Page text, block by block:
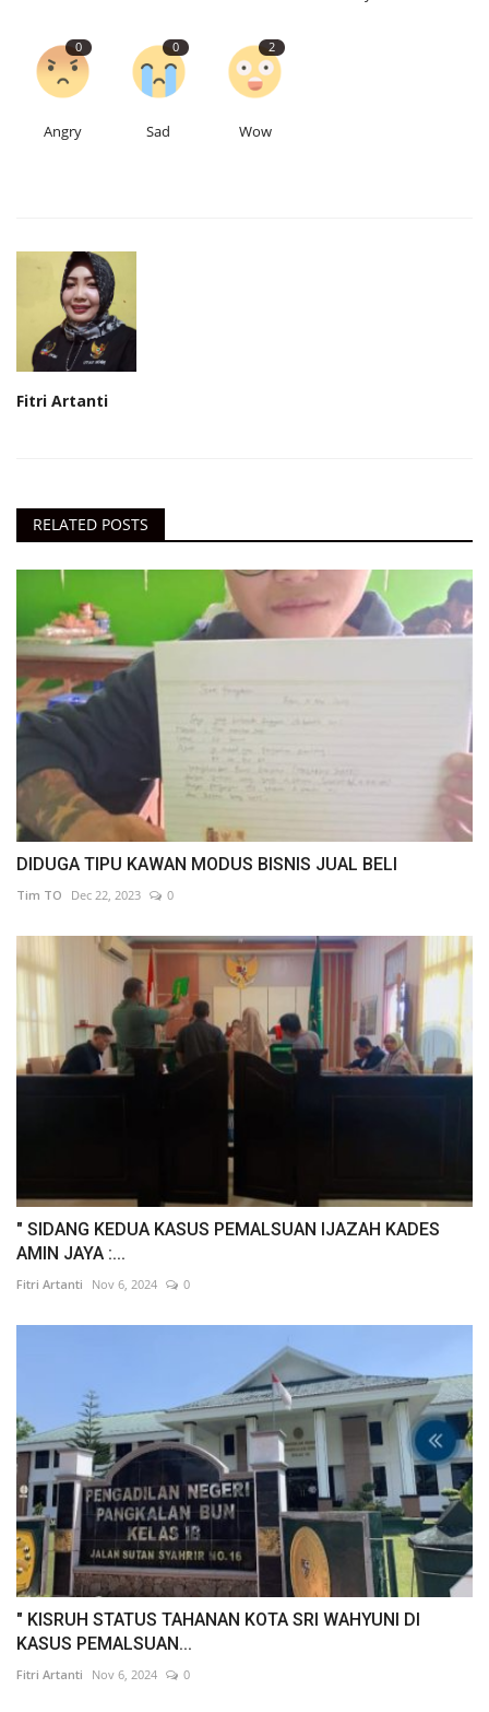
0
Angry
0
Sad
2
Wow
Fitri Artanti
RELATED POSTS
DIDUGA TIPU KAWAN MODUS BISNIS JUAL BELI
Tim TO Dec 22, 2023 0
" SIDANG KEDUA KASUS PEMALSUAN IJAZAH KADES
AMIN JAYA :...
Fitri Artanti Nov 6, 2024 0
" KISRUH STATUS TAHANAN KOTA SRI WAHYUNI DI
KASUS PEMALSUAN...
Fitri Artanti Nov 6, 2024 0